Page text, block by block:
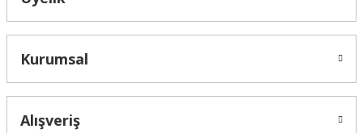
Kurumsal
Alışveriş